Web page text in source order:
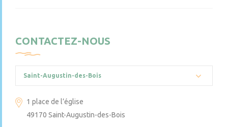
CONTACTEZ-NOUS
Saint-Augustin-des-Bois
1 place de l’église
49170 Saint-Augustin-des-Bois